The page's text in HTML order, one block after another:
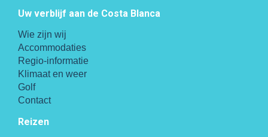
Uw verblijf aan de Costa Blanca
Wie zijn wij
Accommodaties
Regio-informatie
Klimaat en weer
Golf
Contact
Reizen